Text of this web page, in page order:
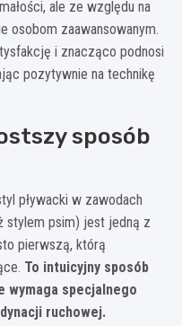
ale ze względu na
osobom zaawansowanym.
i znacząco podnosi
pozytywnie na technikę
sposób
pływacki w zawodach
stylem psim) jest jedną z
pierwszą, którą
To intuicyjny sposób
wymaga specjalnego
ruchowej.